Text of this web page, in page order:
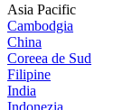
Asia Pacific
Cambodgia
China
Coreea de Sud
Filipine
India
Indonezia